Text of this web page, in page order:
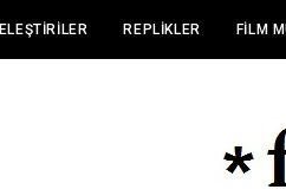
ELEŞTIRILER REPLIKLER FILM